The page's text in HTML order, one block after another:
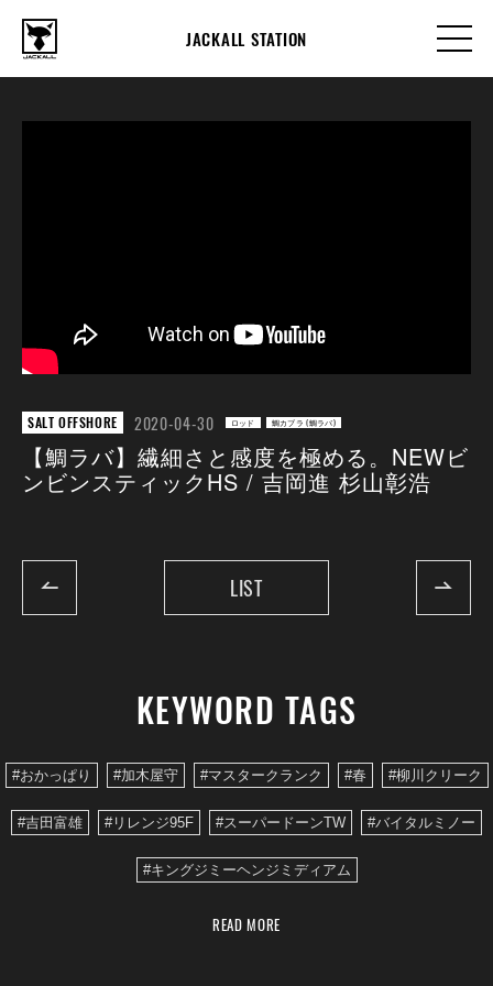
JACKALL STATION
SALT OFFSHORE 2020-04-30 ロッド 鯛カブラ (鯛ラバ)
【鯛ラバ】繊細さと感度を極める。NEWビ
ンビンスティックHS / 吉岡進 杉山彰浩
LIST
KEYWORD TAGS
#おかっぱり #加木屋守 #マスタークランク #春 #柳川クリーク
#吉田富雄 #リレンジ95F #スーパードーンTW #バイタルミノー
#キングジミーヘンジミディアム
READ MORE